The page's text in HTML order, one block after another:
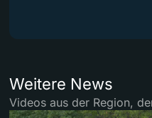
Weitere News
Videos aus der Region,